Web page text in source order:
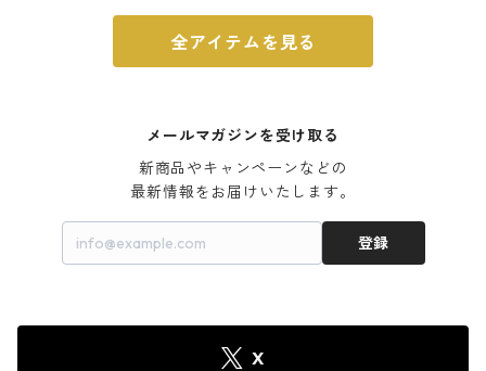
全アイテムを見る
メールマガジンを受け取る
新商品やキャンペーンなどの
最新情報をお届けいたします。
登録
X